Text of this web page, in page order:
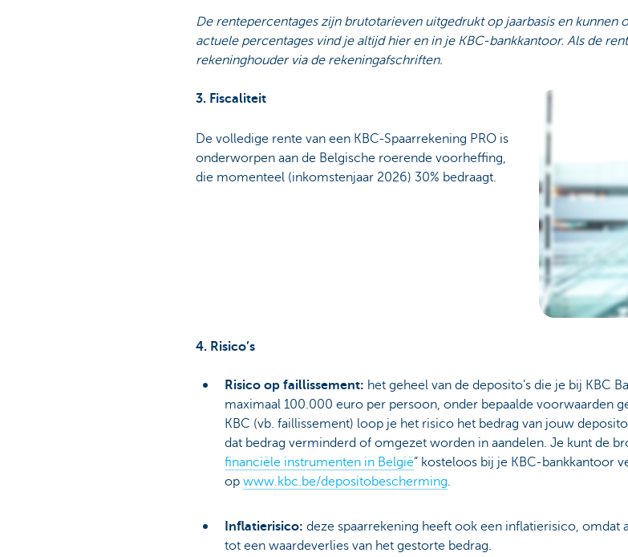
De rentepercentages zijn brutotarieven uitgedrukt op jaarbasis en kunnen
actuele percentages vind je altijd hier en in je KBC-bankkantoor. Als de
rekeninghouder via de rekeningafschriften.
3. Fiscaliteit
De volledige rente van een KBC-Spaarrekening PRO is
onderworpen aan de Belgische roerende voorheffing,
die momenteel (inkomstenjaar 2026) 30% bedraagt.
4. Risico’s
Risico op faillissement: het geheel van de deposito’s die je bij KBC
maximaal 100.000 euro per persoon, onder bepaalde voorwaarden
KBC (vb. faillissement) loop je het risico het bedrag van jouw
dat bedrag verminderd of omgezet worden in aandelen. Je kunt de
financiële instrumenten in België” kosteloos bij je KBC-bankkantoor
op www.kbc.be/depositobescherming.
Inflatierisico: deze spaarrekening heeft ook een inflatierisico, omdat
tot een waardeverlies van het gestorte bedrag.